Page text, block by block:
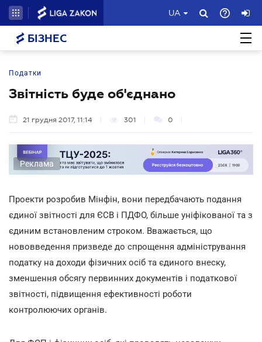
UA
БІЗНЕС
Податки
Звітність буде об'єднано
21 грудня 2017, 11:14 301 0
Реклама
Проекти розробив Мінфін, вони передбачають подання
єдиної звітності для ЄСВ і ПДФО, більше уніфікованої та з
єдиним встановленим строком. Вважається, що
нововведення призведе до спрощення адміністрування
податку на доходи фізичних осіб та єдиного внеску,
зменшення обсягу первинних документів і податкової
звітності, підвищення ефективності роботи
контролюючих органів.